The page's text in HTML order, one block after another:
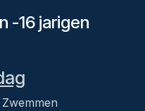
-16 jarigen